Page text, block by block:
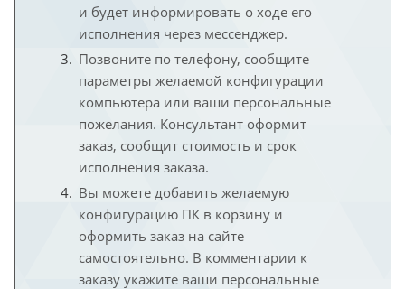
и будет информировать о ходе его
исполнения через мессенджер.
Позвоните по телефону, сообщите
параметры желаемой конфигурации
компьютера или ваши персональные
пожелания. Консультант оформит
заказ, сообщит стоимость и срок
исполнения заказа.
Вы можете добавить желаемую
конфигурацию ПК в корзину и
оформить заказ на сайте
самостоятельно. В комментарии к
заказу укажите ваши персональные